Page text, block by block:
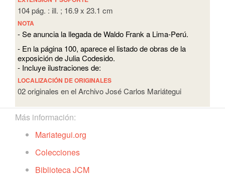
104 pág. : ill. ; 16.9 x 23.1 cm
NOTA
- Se anuncia la llegada de Waldo Frank a Lima-Perú.
- En la página 100, aparece el listado de obras de la
exposición de Julia Codesido.
- Incluye ilustraciones de:
LOCALIZACIÓN DE ORIGINALES
02 originales en el Archivo José Carlos Mariátegui
Más información:
Mariategui.org
Colecciones
Biblioteca JCM